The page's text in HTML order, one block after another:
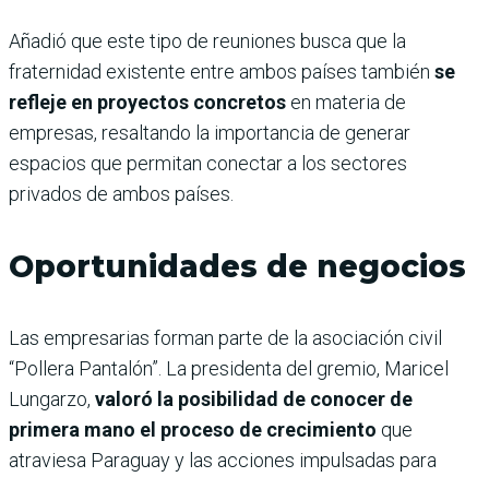
Añadió que este tipo de reuniones busca que la
fraternidad existente entre ambos países también se
refleje en proyectos concretos en materia de
empresas, resaltando la importancia de generar
espacios que permitan conectar a los sectores
privados de ambos países.
Oportunidades de negocios
Las empresarias forman parte de la asociación civil
“Pollera Pantalón”. La presidenta del gremio, Maricel
Lungarzo, valoró la posibilidad de conocer de
primera mano el proceso de crecimiento que
atraviesa Paraguay y las acciones impulsadas para